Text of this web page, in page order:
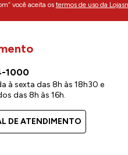
você aceita os termos de uso da
1000
à sexta das 8h às 18h30 e
das 8h às 16h.
DE ATENDIMENTO